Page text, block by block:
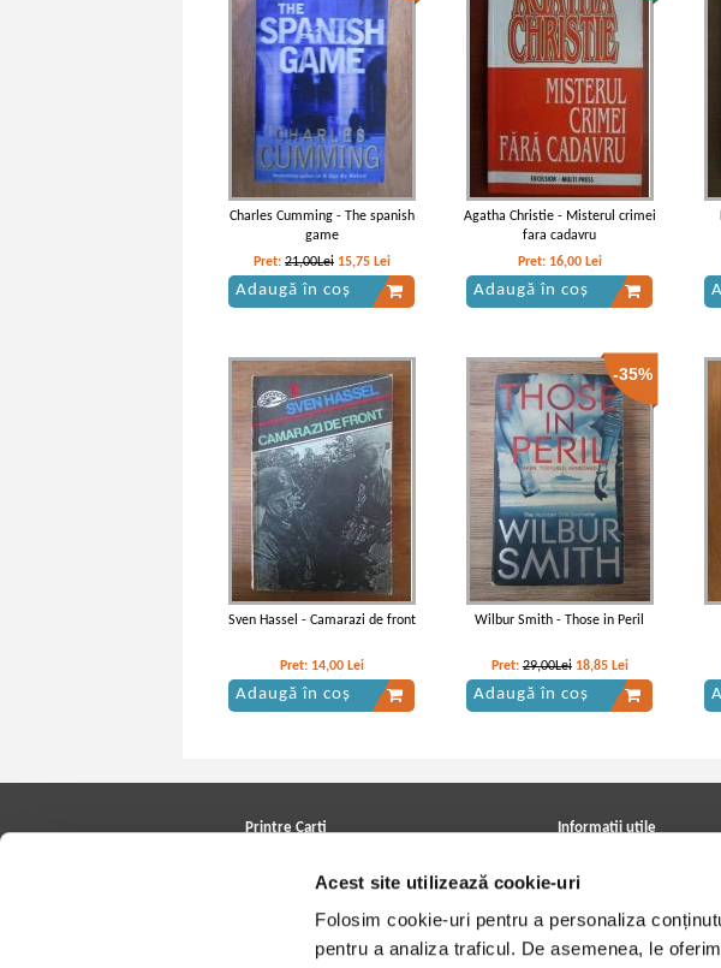
Acest site utilizează cookie-uri
Folosim cookie-uri pentru a personaliza
pentru a analiza traficul. De asemenea, le
Charles Cumming - The spanish
game
Pret: 21,00Lei 15,75 Lei
Adaugă în coș
Agatha Christie - Misterul crimei
fara cadavru
Pret: 16,00 Lei
Adaugă în coș
Sven Hassel - Camarazi de front
Pret: 14,00 Lei
Adaugă în coș
-35%
Wilbur Smith - Those in Peril
Pret:29,00Lei 18,85 Lei
Adaugă în coș
Printre Carti
Cele mai căutate cărți
Informatii utile
Achizitii viniluri, casete, CD/
Cum cumpar?
Politica de livrare
Retur comenzi